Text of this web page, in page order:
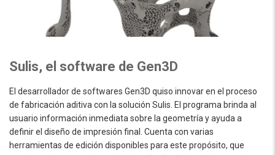
Sulis, el software de Gen3D
El desarrollador de softwares Gen3D quiso innovar en el proceso
de fabricación aditiva con la solución Sulis. El programa brinda al
usuario información inmediata sobre la geometría y ayuda a
definir el diseño de impresión final. Cuenta con varias
herramientas de edición disponibles para este propósito, que